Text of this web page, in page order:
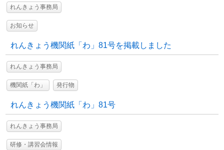
れんきょう事務局
お知らせ
れんきょう機関紙「わ」81号を掲載しました
れんきょう事務局
機関紙「わ」 発行物
れんきょう機関紙「わ」81号
れんきょう事務局
研修・講習会情報